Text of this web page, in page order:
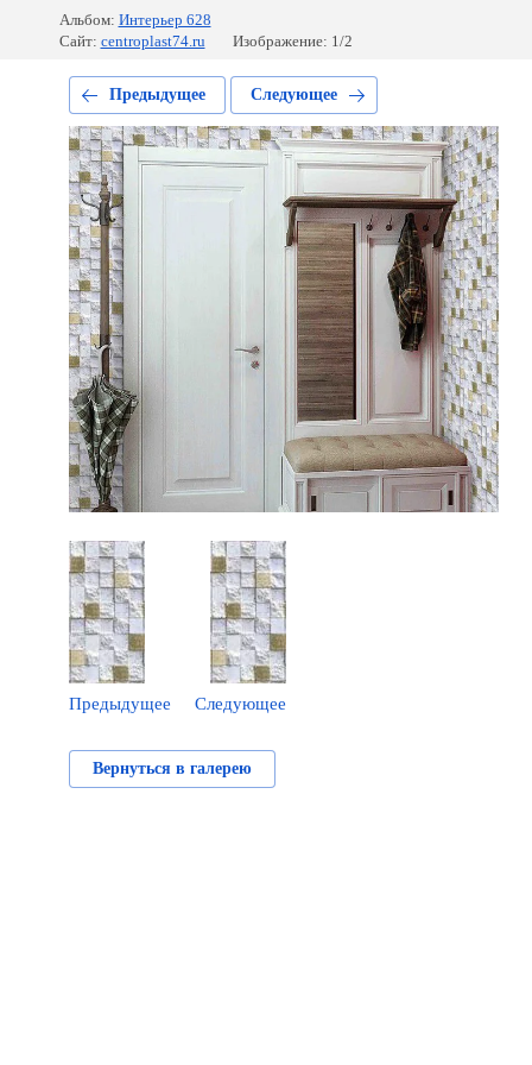
Альбом: Интерьер 628
Сайт: centroplast74.ru Изображение: 1/2
Предыдущее Следующее
Предыдущее Следующее
Вернуться в галерею